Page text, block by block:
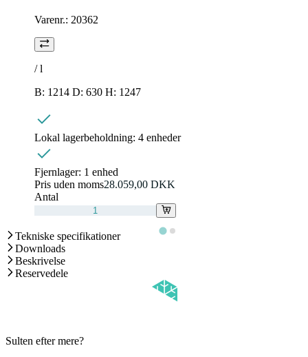
Varenr.: 20362
/l
B: 1214 D: 630 H: 1247
Lokal lagerbeholdning: 4 enheder
Fjernlager: 1 enhed
Pris uden moms28.059,00 DKK
Antal
Tekniske specifikationer
Downloads
Beskrivelse
Reservedele
Sulten efter mere?